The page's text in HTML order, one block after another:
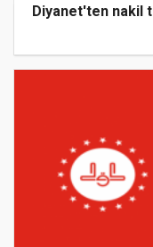
Diyanet'ten nakil